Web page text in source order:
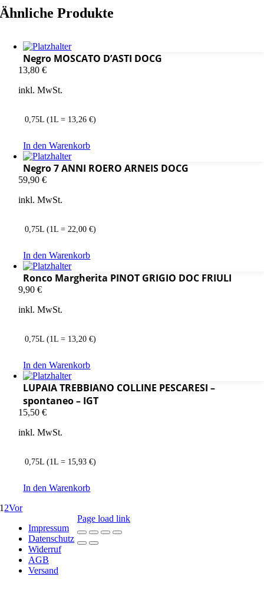
Ähnliche Produkte
Negro MOSCATO D’ASTI DOCG
13,80€
inkl. MwSt.
0,75L (1L = 13,26 €)
In den Warenkorb
Negro 7 ANNI ROERO ARNEIS DOCG
59,90€
inkl. MwSt.
0,75L (1L = 22,00 €)
In den Warenkorb
Ronco Margherita PINOT GRIGIO DOC FRIULI
9,90€
inkl. MwSt.
0,75L (1L = 13,20 €)
In den Warenkorb
LUPAIA TREBBIANO COLLINE PESCARESI –
spontaneo – IGT
15,50€
inkl. MwSt.
0,75L (1L = 15,93 €)
In den Warenkorb
1 2Vor
Impressum
Datenschutz
Widerruf
AGB
Versand
Page load link